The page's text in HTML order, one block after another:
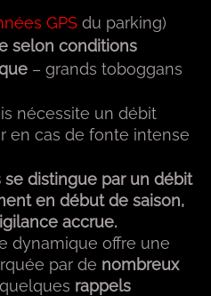
GPS du parking)
selon conditions
– grands toboggans
nécessite un débit
en cas de fonte intense
se distingue par un débit
en début de saison,
accrue.
dynamique offre une
par de nombreux
rappels